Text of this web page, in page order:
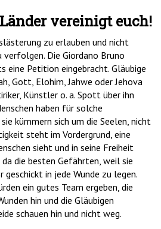
vereinigt euch!
zu erlauben und nicht
verfolgen. Die Giordano Bruno
Petition eingebracht. Gläubige
Gott, Elohim, Jahwe oder Jehova
Künstler o. a. Spott über ihn
haben für solche
kümmern sich um die Seelen, nicht
steht im Vordergrund, eine
sieht und in seine Freiheit
die besten Gefährten, weil sie
geschickt in jede Wunde zu legen.
ein gutes Team ergeben, die
hin und die Gläubigen
schauen hin und nicht weg.